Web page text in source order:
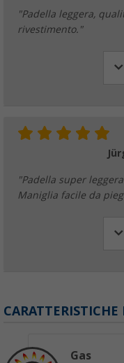
"Padella leggera,
rivestimento."
"Padella super
Maniglia facile da
Gas